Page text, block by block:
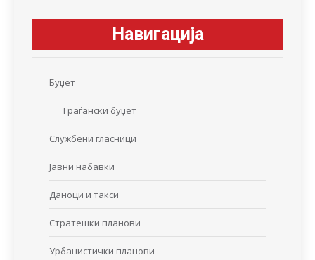
Навигација
Буџет
Граѓански буџет
Службени гласници
Јавни набавки
Даноци и такси
Стратешки планови
Урбанистички планови